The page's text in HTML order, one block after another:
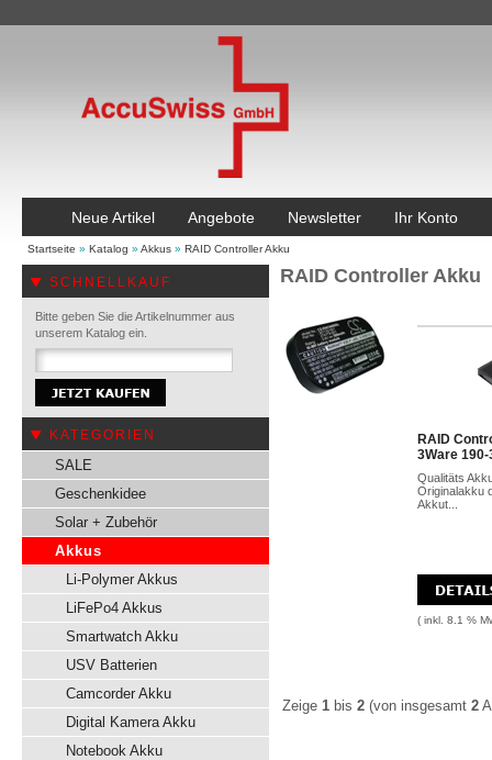
Neue Artikel Angebote Newsletter Ihr Konto
Startseite » Katalog » Akkus » RAID Controller Akku
SCHNELLKAUF
Bitte geben Sie die Artikelnummer aus
unserem Katalog ein.
KATEGORIEN
SALE
Geschenkidee
Solar + Zubehör
Akkus
Li-Polymer Akkus
LiFePo4 Akkus
Smartwatch Akku
USV Batterien
Camcorder Akku
Digital Kamera Akku
Notebook Akku
RAID Controller Akku
RAID
3Ware
Qualitäts
Originalakku
Akkut...
( inkl. 8.1 %
Zeige 1 bis 2 (von insgesamt 2